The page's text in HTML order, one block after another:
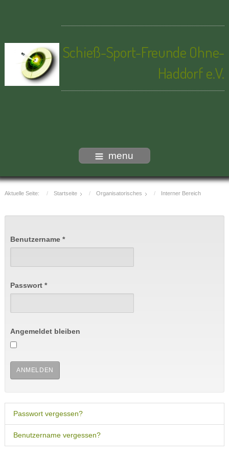
Schieß-Sport-Freunde Ohne-
Haddorf e.V.
menu
Aktuelle Seite: Startseite Organisatorisches Interner Bereich
Benutzername*
Passwort*
Angemeldet bleiben
ANMELDEN
Passwort vergessen?
Benutzername vergessen?